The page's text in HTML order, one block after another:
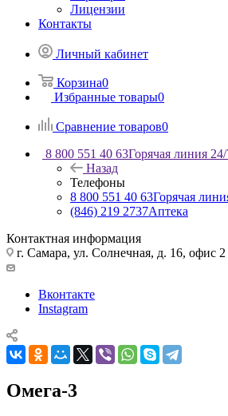
Лицензии
Контакты
Личный кабинет
Корзина0
Избранные товары0
Сравнение товаров0
8 800 551 40 63Горячая линия
Назад
Телефоны
8 800 551 40 63Горячая
(846) 219 2737Аптека
Контактная информация
г. Самара, ул. Солнечная, д. 16, офис 2
Вконтакте
Instagram
Омега-3